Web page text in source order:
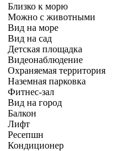
Близко к морю
Можно с животными
Вид на море
Вид на сад
Детская площадка
Видеонаблюдение
Охраняемая территория
Наземная парковка
Фитнес-зал
Вид на город
Балкон
Лифт
Ресепшн
Кондиционер